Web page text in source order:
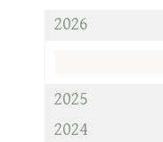
2026
2025
2024